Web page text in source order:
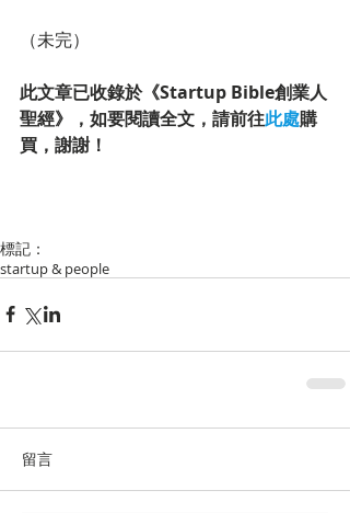
（未完）
此文章已收錄於《Startup Bible創業人
聖經》，如要閱讀全文，請前往此處購
買，謝謝！
標記：
startup & people
留言